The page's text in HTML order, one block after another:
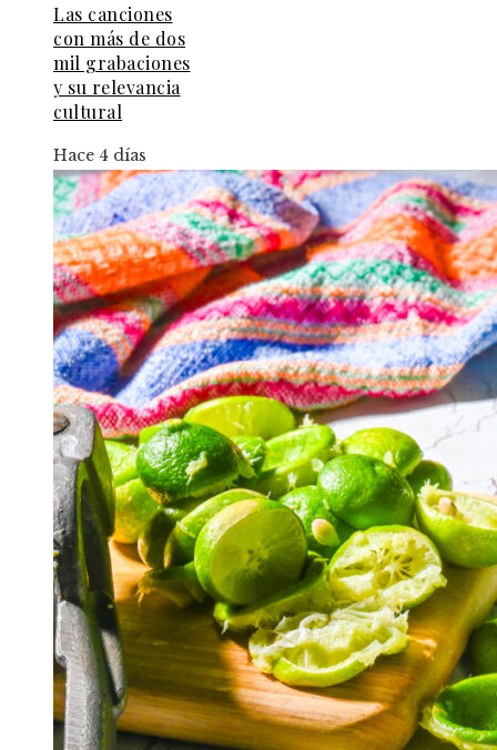
Las canciones
con más de dos
mil grabaciones
y su relevancia
cultural
Hace 4 días